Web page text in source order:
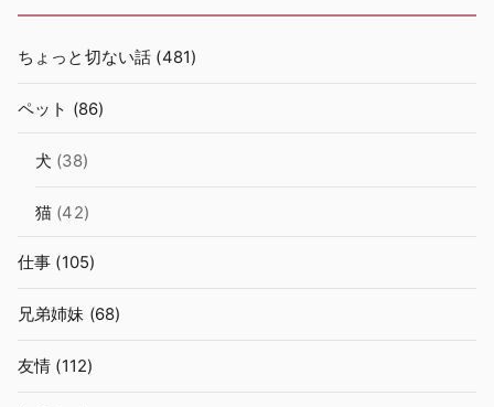
ちょっと切ない話 (481)
ペット (86)
犬 (38)
猫 (42)
仕事 (105)
兄弟姉妹 (68)
友情 (112)